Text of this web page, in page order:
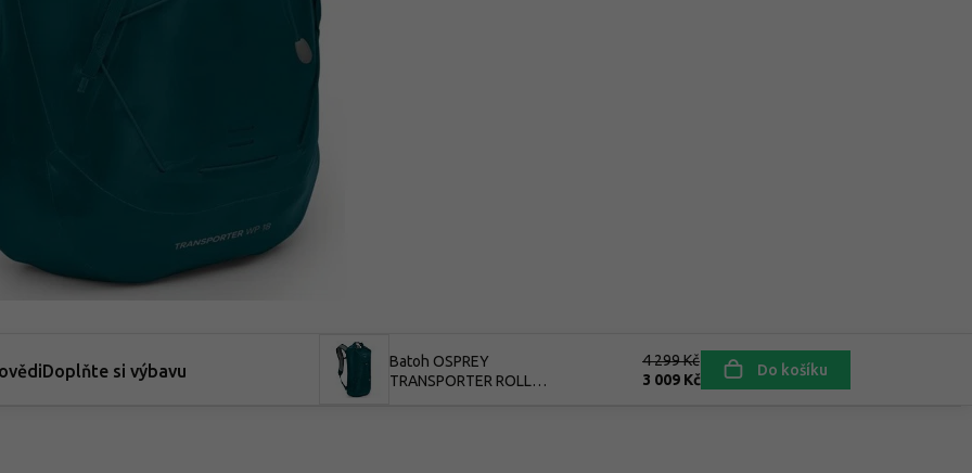
Doplňte si výbavu
Batoh OSPREY
TRANSPORTER ROLL
3 009 Kč
4 299 Kč
Do košíku